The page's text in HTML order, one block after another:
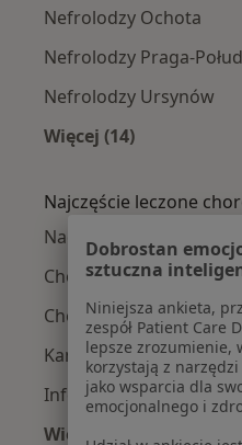
Nefrolodzy Ochota
Nefrolodzy Praga-
Nefrolodzy Ursynów
Więcej (14)
Najczęście leczone
Nadciśnienie tętnicze w
Choroby nerek w
Choroby układu
Kamica nerkowa w
Infekcje dróg
Więcej (15)
Dobrostan
sztuczna
Niniejsza ankieta,
zespół Patient Care
lepsze zrozumienie,
korzystają z
jako wsparcia dla
emocjonalnego i